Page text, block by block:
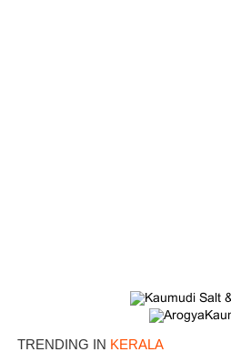
TRENDING IN KERALA